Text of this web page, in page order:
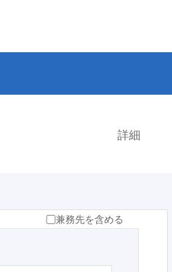
詳細
兼務先を含める